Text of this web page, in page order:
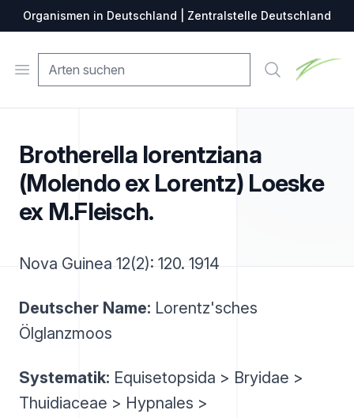
Organismen in Deutschland | Zentralstelle Deutschland
Open menu Suche
Brotherella lorentziana
(Molendo ex Lorentz) Loeske
ex M.Fleisch.
Nova Guinea 12(2): 120. 1914
Deutscher Name: Lorentz'sches
Ölglanzmoos
Systematik: Equisetopsida > Bryidae >
Thuidiaceae > Hypnales >